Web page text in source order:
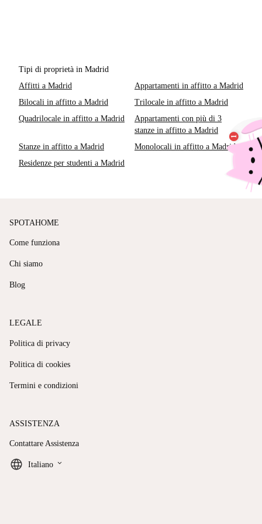
Tipi di proprietà in Madrid
Affitti a Madrid
Appartamenti in affitto a Madrid
Bilocali in affitto a Madrid
Trilocale in affitto a Madrid
Quadrilocale in affitto a Madrid
Appartamenti con più di 3
stanze in affitto a Madrid
Stanze in affitto a Madrid
Monolocali in affitto a Madrid
Residenze per studenti a Madrid
SPOTAHOME
Come funziona
Chi siamo
Blog
LEGALE
Politica di privacy
Politica di cookies
Termini e condizioni
ASSISTENZA
Contattare Assistenza
Italiano keyboard_arrow_down